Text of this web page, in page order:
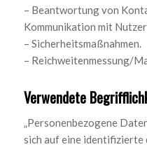
– Beantwortung von
Kommunikation mit
– Sicherheitsmaßnahmen.
– Reichweitenmessung/
Verwendete
„Personenbezogene
sich auf eine